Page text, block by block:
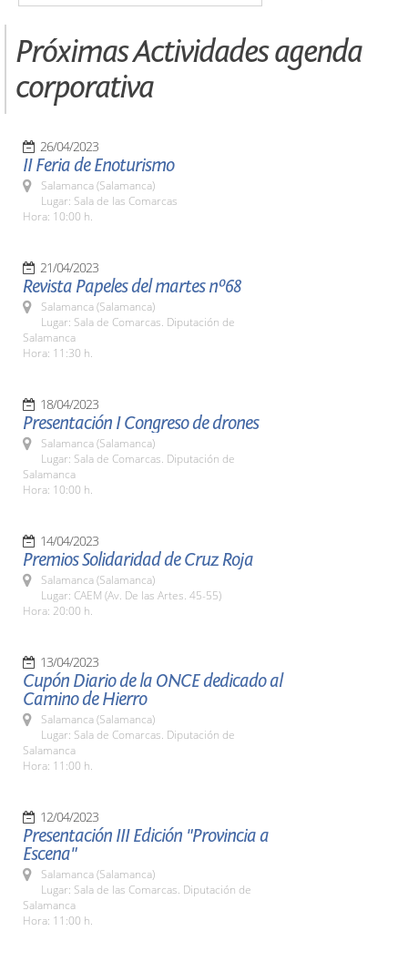
Próximas Actividades agenda
corporativa
26/04/2023
II Feria de Enoturismo
Salamanca (Salamanca)
Lugar: Sala de las Comarcas
Hora: 10:00 h.
21/04/2023
Revista Papeles del martes nº68
Salamanca (Salamanca)
Lugar: Sala de Comarcas. Diputación de
Salamanca
Hora: 11:30 h.
18/04/2023
Presentación I Congreso de drones
Salamanca (Salamanca)
Lugar: Sala de Comarcas. Diputación de
Salamanca
Hora: 10:00 h.
14/04/2023
Premios Solidaridad de Cruz Roja
Salamanca (Salamanca)
Lugar: CAEM (Av. De las Artes. 45-55)
Hora: 20:00 h.
13/04/2023
Cupón Diario de la ONCE dedicado al
Camino de Hierro
Salamanca (Salamanca)
Lugar: Sala de Comarcas. Diputación de
Salamanca
Hora: 11:00 h.
12/04/2023
Presentación III Edición "Provincia a
Escena"
Salamanca (Salamanca)
Lugar: Sala de las Comarcas. Diputación de
Salamanca
Hora: 11:00 h.